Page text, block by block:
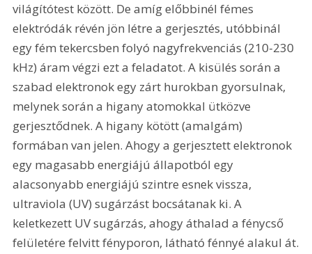
világítótest között. De amíg előbbinél fémes
elektródák révén jön létre a gerjesztés, utóbbinál
egy fém tekercsben folyó nagyfrekvenciás (210-230
kHz) áram végzi ezt a feladatot. A kisülés során a
szabad elektronok egy zárt hurokban gyorsulnak,
melynek során a higany atomokkal ütközve
gerjesztődnek. A higany kötött (amalgám)
formában van jelen. Ahogy a gerjesztett elektronok
egy magasabb energiájú állapotból egy
alacsonyabb energiájú szintre esnek vissza,
ultraviola (UV) sugárzást bocsátanak ki. A
keletkezett UV sugárzás, ahogy áthalad a fénycső
felületére felvitt fényporon, látható fénnyé alakul át.